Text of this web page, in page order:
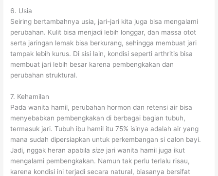
6. Usia
Seiring bertambahnya usia, jari-jari kita juga bisa mengalami
perubahan. Kulit bisa menjadi lebih longgar, dan massa otot
serta jaringan lemak bisa berkurang, sehingga membuat jari
tampak lebih kurus. Di sisi lain, kondisi seperti arthritis bisa
membuat jari lebih besar karena pembengkakan dan
perubahan struktural.
7. Kehamilan
Pada wanita hamil, perubahan hormon dan retensi air bisa
menyebabkan pembengkakan di berbagai bagian tubuh,
termasuk jari. Tubuh ibu hamil itu 75% isinya adalah air yang
mana sudah dipersiapkan untuk perkembangan si calon bayi.
Jadi, nggak heran apabila size jari wanita hamil juga ikut
mengalami pembengkakan. Namun tak perlu terlalu risau,
karena kondisi ini terjadi secara natural, biasanya bersifat